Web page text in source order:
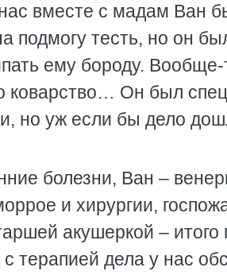
вместе с мадам Ван
подмогу тесть, но он
ему бороду.
коварство… Он был
но уж если бы дело
болезни, Ван –
и хирургии,
акушеркой –
терапией дела у нас